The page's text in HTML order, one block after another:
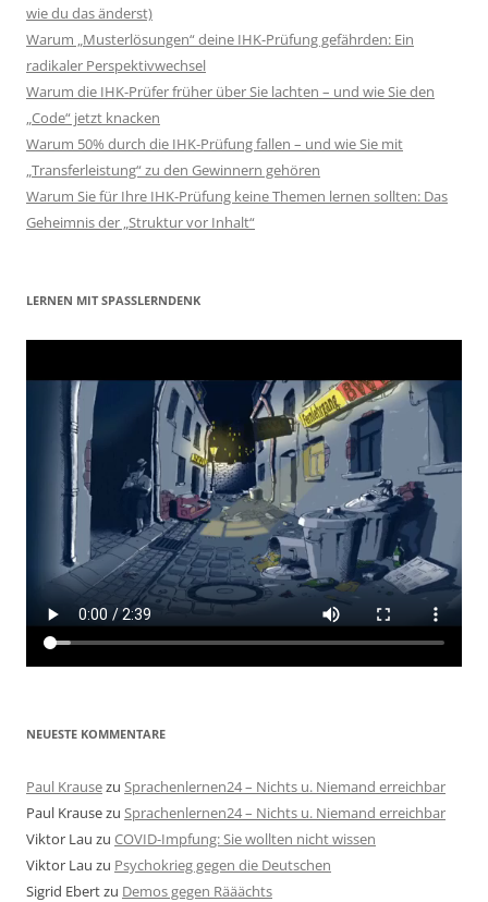
wie du das änderst)
Warum „Musterlösungen“ deine IHK-Prüfung gefährden: Ein
radikaler Perspektivwechsel
Warum die IHK-Prüfer früher über Sie lachten – und wie Sie den
„Code“ jetzt knacken
Warum 50% durch die IHK-Prüfung fallen – und wie Sie mit
„Transferleistung“ zu den Gewinnern gehören
Warum Sie für Ihre IHK-Prüfung keine Themen lernen sollten: Das
Geheimnis der „Struktur vor Inhalt“
LERNEN MIT SPASSLERNDENK
NEUESTE KOMMENTARE
Paul Krausezu Sprachenlernen24 – Nichts u. Niemand erreichbar
Paul Krausezu Sprachenlernen24 – Nichts u. Niemand erreichbar
Viktor Lau zu COVID-Impfung: Sie wollten nicht wissen
Viktor Lau zu Psychokrieg gegen die Deutschen
Sigrid Ebertzu Demos gegen Rääächts